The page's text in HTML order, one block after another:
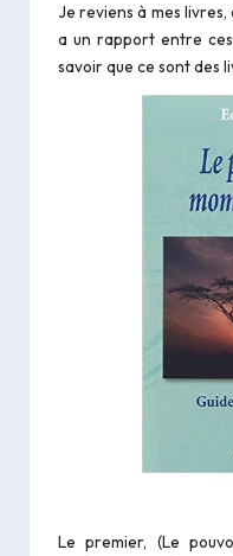
Je reviens à mes livres,
a un rapport entre
savoir que ce sont des
Le premier, (Le